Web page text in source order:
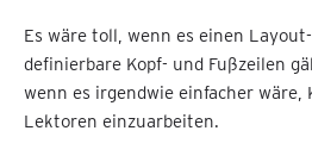
Es wäre toll, wenn es einen
definierbare Kopf- und Fußzeilen
wenn es irgendwie einfacher wäre,
Lektoren einzuarbeiten.